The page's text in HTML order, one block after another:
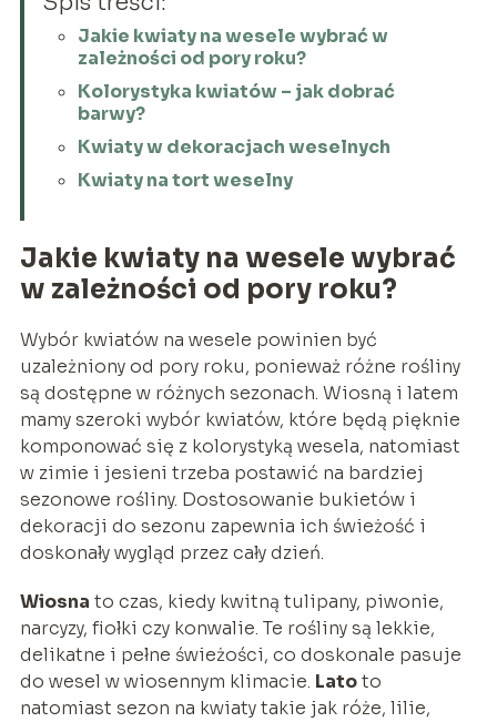
Jakie kwiaty na wesele wybrać w
zależności od pory roku?
Kolorystyka kwiatów – jak dobrać
barwy?
Kwiaty w dekoracjach weselnych
Kwiaty na tort weselny
Jakie kwiaty na wesele wybrać
w zależności od pory roku?
Wybór kwiatów na wesele powinien być
uzależniony od pory roku, ponieważ różne rośliny
są dostępne w różnych sezonach. Wiosną i latem
mamy szeroki wybór kwiatów, które będą pięknie
komponować się z kolorystyką wesela, natomiast
w zimie i jesieni trzeba postawić na bardziej
sezonowe rośliny. Dostosowanie bukietów i
dekoracji do sezonu zapewnia ich świeżość i
doskonały wygląd przez cały dzień.
Wiosna to czas, kiedy kwitną tulipany, piwonie,
narcyzy, fiołki czy konwalie. Te rośliny są lekkie,
delikatne i pełne świeżości, co doskonale pasuje
do wesel w wiosennym klimacie. Latoto
natomiast sezon na kwiaty takie jak róże, lilie,